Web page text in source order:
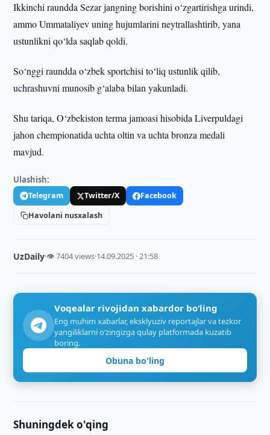
Ikkinchi raundda Sezar jangning borishini o‘zgartirishga urindi,
ammo Ummataliyev uning hujumlarini neytrallashtirib, yana
ustunlikni qo‘lda saqlab qoldi.
So‘nggi raundda o‘zbek sportchisi to‘liq ustunlik qilib,
uchrashuvni munosib g‘alaba bilan yakunladi.
Shu tariqa, O‘zbekiston terma jamoasi hisobida Liverpuldagi
jahon chempionatida uchta oltin va uchta bronza medali
mavjud.
Ulashish:
Telegram Twitter/X
Facebook
Havolani nusxalash
UzDaily·👁 7404 views·14.09.2025 · 21:58
Voqealar rivojidan xabardor bo‘ling
Eng muhim xabarlar, eksklyuziv reportajlar va tezkor
yangiliklarni o‘zingizga qulay platformada kuzatib
boring.
Obuna bo'ling
Shuningdek o'qing